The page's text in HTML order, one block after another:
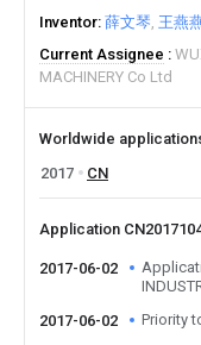
Inventor 薛文琴 王燕
Current Assignee
MACHINERY Co Ltd
Worldwide
2017
CN
Application
2017-06-02
2017-06-02
Priority